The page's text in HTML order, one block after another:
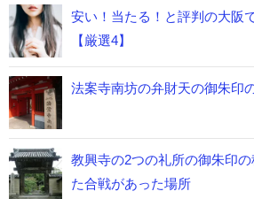
安い！当たる！と評判の大阪
【厳選4】
法案寺南坊の弁財天の御朱印
教興寺の2つの礼所の御朱印
た合戦があった場所